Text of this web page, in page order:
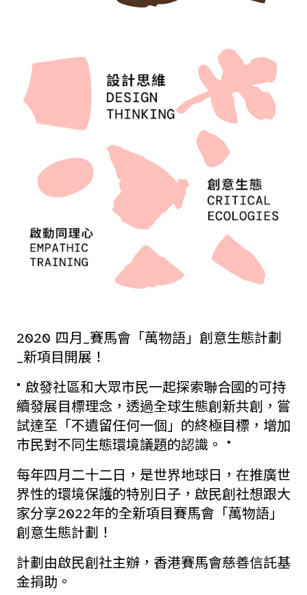
2020 四月_賽馬會「萬物語」創意生態計劃
_新項目開展！
" 啟發社區和大眾市民一起探索聯合國的可持
續發展目標理念，透過全球生態創新共創，嘗
試達至「不遺留任何一個」的終極目標，增加
市民對不同生態環境議題的認識。 "
每年四月二十二日，是世界地球日，在推廣世
界性的環境保護的特別日子，啟民創社想跟大
家分享2022年的全新項目賽馬會「萬物語」
創意生態計劃！
計劃由啟民創社主辦，香港賽馬會慈善信託基
金捐助。